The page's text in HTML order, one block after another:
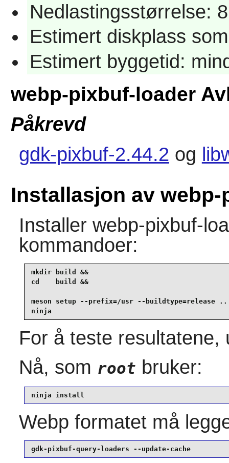
Nedlastingsstørrelse:
Estimert diskplass
Estimert byggetid:
webp-pixbuf-loader
Påkrevd
gdk-pixbuf-2.44.2 og
Installasjon av
Installer webp-pixbuf-
kommandoer:
mkdir build &&
cd    build &&
meson setup --prefix=/usr --buildtype=release ..
ninja
For å teste
Nå, som root bruker:
ninja install
Webp formatet må
gdk-pixbuf-query-loaders --update-cache